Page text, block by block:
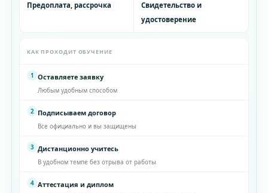
Предоплата, рассрочка
Свидетельство и
удостоверение
КАК ПРОХОДИТ ОБУЧЕНИЕ
1 Оставляете заявку
Любым удобным способом
2 Подписываем договор
Все официально и вы защищены
3 Дистанционно учитесь
В удобном темпе без отрыва от работы
4 Аттестация и диплом